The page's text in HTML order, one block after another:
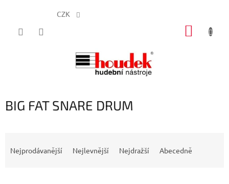
CZK
BIG FAT SNARE DRUM
Nejprodávanější Nejlevnější Nejdražší Abecedně